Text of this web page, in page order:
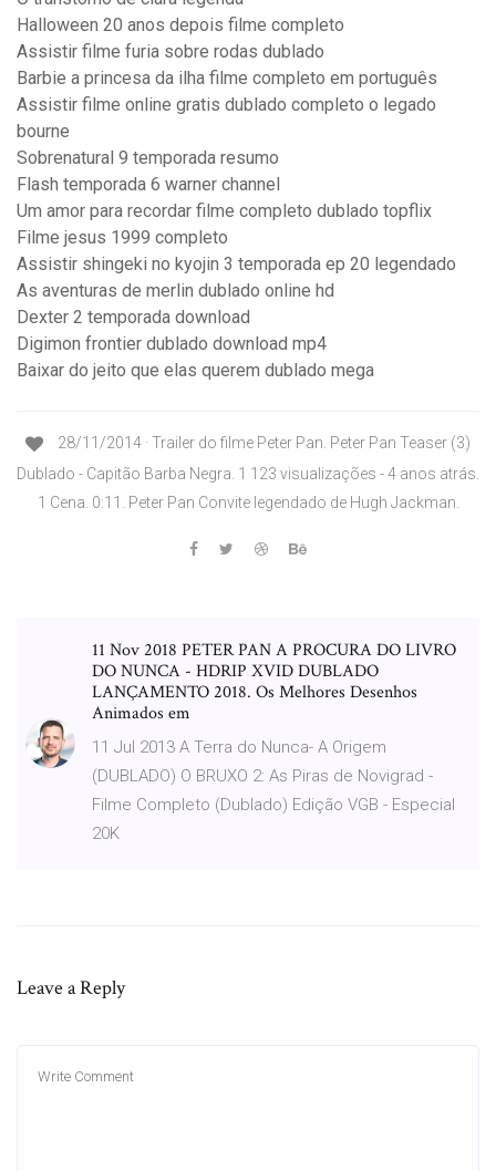
Halloween 20 anos depois filme completo
Assistir filme furia sobre rodas dublado
Barbie a princesa da ilha filme completo em português
Assistir filme online gratis dublado completo o legado
bourne
Sobrenatural 9 temporada resumo
Flash temporada 6 warner channel
Um amor para recordar filme completo dublado topflix
Filme jesus 1999 completo
Assistir shingeki no kyojin 3 temporada ep 20 legendado
As aventuras de merlin dublado online hd
Dexter 2 temporada download
Digimon frontier dublado download mp4
Baixar do jeito que elas querem dublado mega
28/11/2014 · Trailer do filme Peter Pan. Peter Pan Teaser (3)
Dublado - Capitão Barba Negra. 1 123 visualizações - 4 anos atrás.
1 Cena. 0:11. Peter Pan Convite legendado de Hugh Jackman.
11 Nov 2018 PETER PAN A PROCURA DO LIVRO
DO NUNCA - HDRIP XVID DUBLADO
LANÇAMENTO 2018. Os Melhores Desenhos
Animados em
11 Jul 2013 A Terra do Nunca- A Origem
(DUBLADO) O BRUXO 2: As Piras de Novigrad -
Filme Completo (Dublado) Edição VGB - Especial
20K
Leave a Reply